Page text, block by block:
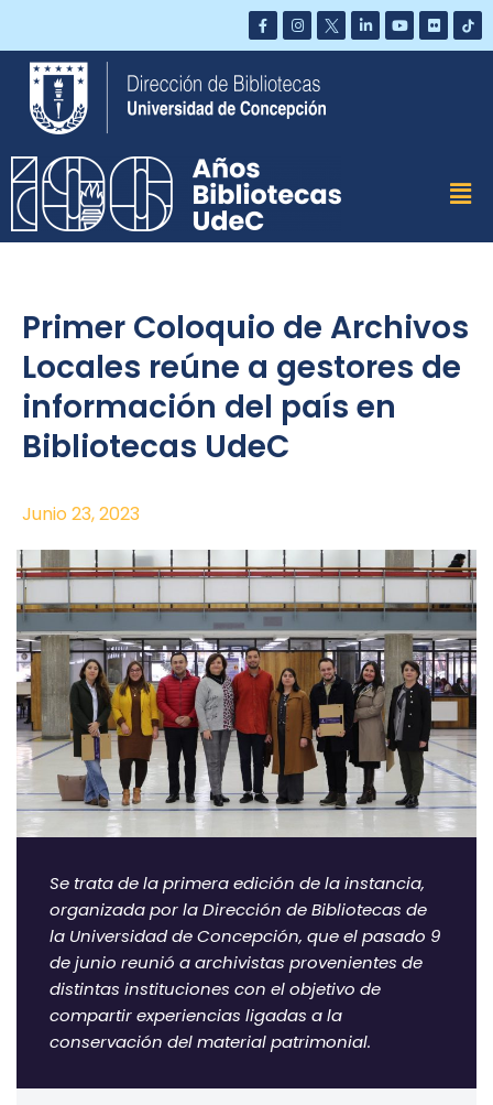
Saltar
contenido
Primer Coloquio de Archivos
Locales reúne a gestores de
información del país en
Bibliotecas UdeC
Junio 23, 2023
Se trata de la primera edición de la instancia,
organizada por la Dirección de Bibliotecas de
la Universidad de Concepción, que el pasado 9
de junio reunió a archivistas provenientes de
distintas instituciones con el objetivo de
compartir experiencias ligadas a la
conservación del material patrimonial.